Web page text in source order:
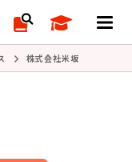
株式会社米坂